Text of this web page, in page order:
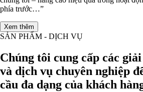
phía trước…”
Xem thêm
SẢN PHẨM - DỊCH VỤ
Chúng tôi cung cấp các
và dịch vụ chuyên nghiệp
cầu đa dạng của khách